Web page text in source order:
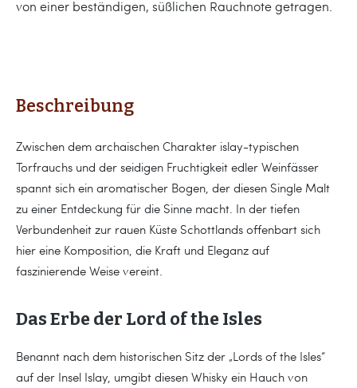
von einer beständigen, süßlichen Rauchnote getragen.
Beschreibung
Zwischen dem archaischen Charakter islay-typischen
Torfrauchs und der seidigen Fruchtigkeit edler Weinfässer
spannt sich ein aromatischer Bogen, der diesen Single Malt
zu einer Entdeckung für die Sinne macht. In der tiefen
Verbundenheit zur rauen Küste Schottlands offenbart sich
hier eine Komposition, die Kraft und Eleganz auf
faszinierende Weise vereint.
Das Erbe der Lord of the Isles
Benannt nach dem historischen Sitz der „Lords of the Isles“
auf der Insel Islay, umgibt diesen Whisky ein Hauch von